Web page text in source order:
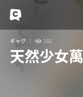
ギャグ 181
天然少女萬